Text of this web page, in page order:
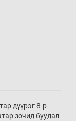
дүүрэг 8-р
зочид буудал